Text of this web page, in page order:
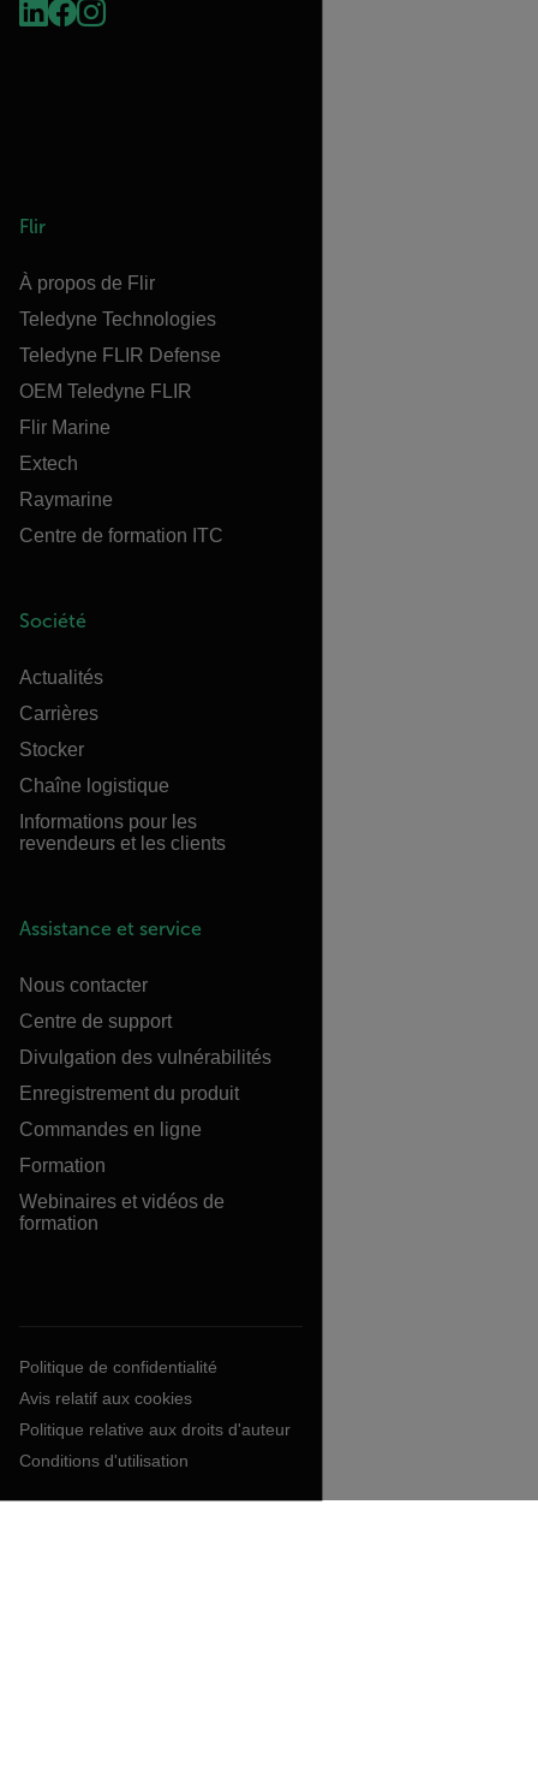
Flir
À propos de Flir
Teledyne Technologies
Teledyne FLIR Defense
OEM Teledyne FLIR
Flir Marine
Extech
Raymarine
Centre de formation ITC
Société
Actualités
Carrières
Stocker
Chaîne logistique
Informations pour les
revendeurs et les clients
Assistance et service
Nous contacter
Centre de support
Divulgation des vulnérabilités
Enregistrement du produit
Commandes en ligne
Formation
Webinaires et vidéos de
formation
Politique de confidentialité
Avis relatif aux cookies
Politique relative aux droits d'auteur
Conditions d'utilisation